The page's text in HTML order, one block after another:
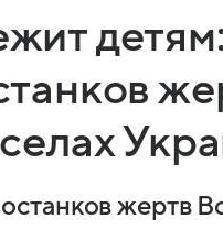
жертв